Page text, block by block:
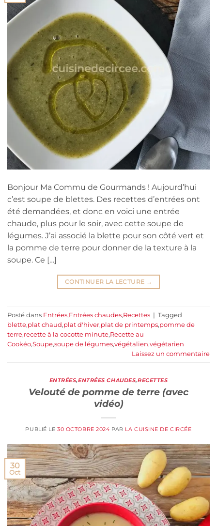
Bonjour Ma Commu de Gourmands ! Aujourd’hui
c’est soupe de blettes. Des recettes d’entrées ont
été demandées, et donc en voici une entrée
chaude, plus pour le soir, avec cette soupe de
légumes. J’ai associé la blette pour son côté vert et
la pomme de terre pour donner de la texture à la
soupe. Ce […]
CONTINUER LA LECTURE →
Posté dans Entrées,Entrées chaudes,Recettes | Tagged
blette,plat chaud,plat d'hiver,plat de printemps,pomme de
terre,recette à la cocotte minute,Recette au
Cookéo,Soupe,soupe de légumes,végétalien,végétarien
Laissez un commentaire
ENTRÉES,ENTRÉES CHAUDES,RECETTES
Velouté de pomme de terre (avec
vidéo)
PUBLIÉ LE30 OCTOBRE 2024 PAR LA CUISINE DE CIRCÉE
30
Oct